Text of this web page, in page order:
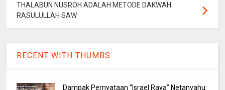
THALABUN NUSROH ADALAH METODE DAKWAH
RASULULLAH SAW
RECENT WITH THUMBS
Dampak Pernyataan “Israel Raya” Netanyahu: